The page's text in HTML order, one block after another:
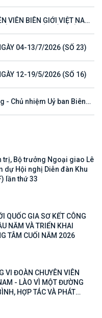
VIÊN BIÊN GIỚI VIỆT NAM
04-13/7/2026 (SỐ 23)
12-19/5/2026 (SỐ 16)
- Chủ nhiệm Uỷ ban Biên
trị, Bộ trưởng Ngoại giao Lê
dự Hội nghị Diễn đàn Khu
lần thứ 33
QUỐC GIA SƠ KẾT CÔNG
NĂM VÀ TRIỂN KHAI
TÂM CUỐI NĂM 2026
VI ĐOÀN CHUYÊN VIÊN
- LÀO VÌ MỘT ĐƯỜNG
HỢP TÁC VÀ PHÁT